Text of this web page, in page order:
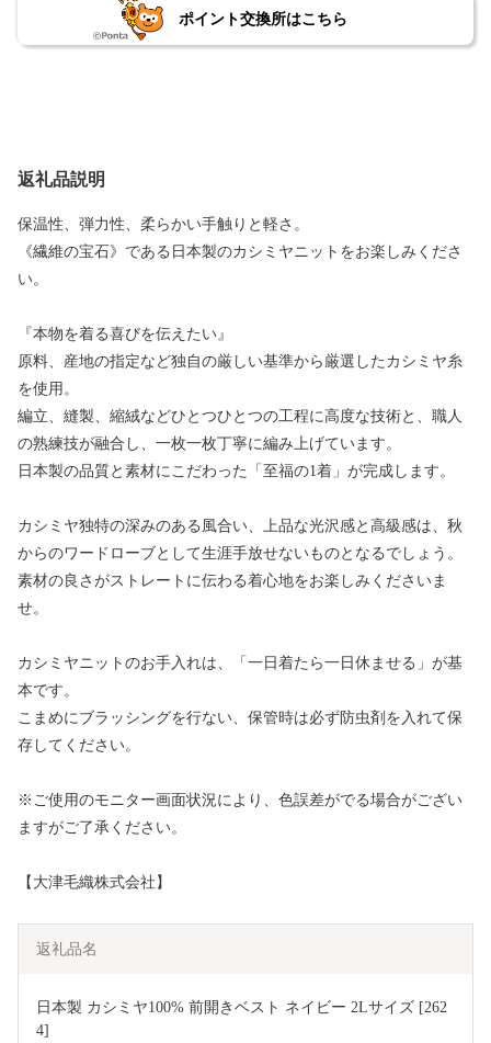
ポイント交換所はこちら
返礼品説明
保温性、弾力性、柔らかい手触りと軽さ。
《繊維の宝石》である日本製のカシミヤニットをお楽しみくださ
い。
『本物を着る喜びを伝えたい』
原料、産地の指定など独自の厳しい基準から厳選したカシミヤ糸
を使用。
編立、縫製、縮絨などひとつひとつの工程に高度な技術と、職人
の熟練技が融合し、一枚一枚丁寧に編み上げています。
日本製の品質と素材にこだわった「至福の1着」が完成します。
カシミヤ独特の深みのある風合い、上品な光沢感と高級感は、秋
からのワードローブとして生涯手放せないものとなるでしょう。
素材の良さがストレートに伝わる着心地をお楽しみくださいま
せ。
カシミヤニットのお手入れは、「一日着たら一日休ませる」が基
本です。
こまめにブラッシングを行ない、保管時は必ず防虫剤を入れて保
存してください。
※ご使用のモニター画面状況により、色誤差がでる場合がござい
ますがご了承ください。
【大津毛織株式会社】
返礼品名
日本製 カシミヤ100% 前開きベスト ネイビー 2Lサイズ [262
4]